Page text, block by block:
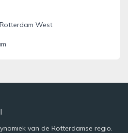
West
van de Rotterdamse regio.